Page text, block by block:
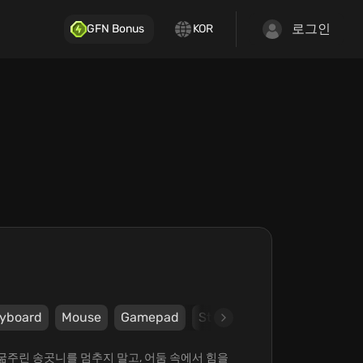
GFN Bonus KOR 로그인
Mouse Gamepad Steam
린 송곳니를 멈추지 말고, 어둠 속에서 힘을